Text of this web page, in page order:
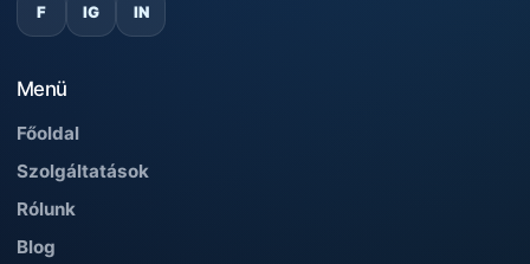
F IG IN
Menü
Főoldal
Szolgáltatások
Rólunk
Blog